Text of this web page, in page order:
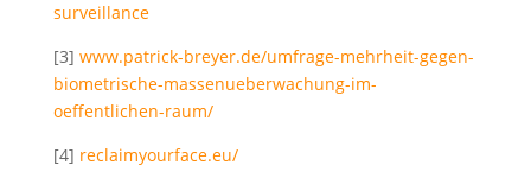
surveillance
[3] www.patrick-breyer.de/umfrage-mehrheit-gegen-
biometrische-massenueberwachung-im-
oeffentlichen-raum/
[4] reclaimyourface.eu/